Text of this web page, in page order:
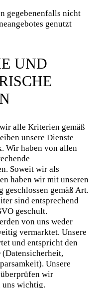
gegebenenfalls nicht
genutzt
UND
alle Kriterien gemäß
unsere Dienste
Wir haben von allen
Soweit wir als
haben wir mit unseren
geschlossen gemäß Art.
sind entsprechend
geschult.
von uns weder
vermarktet. Unsere
und entspricht den
Unsere
wir
uns wichtig.